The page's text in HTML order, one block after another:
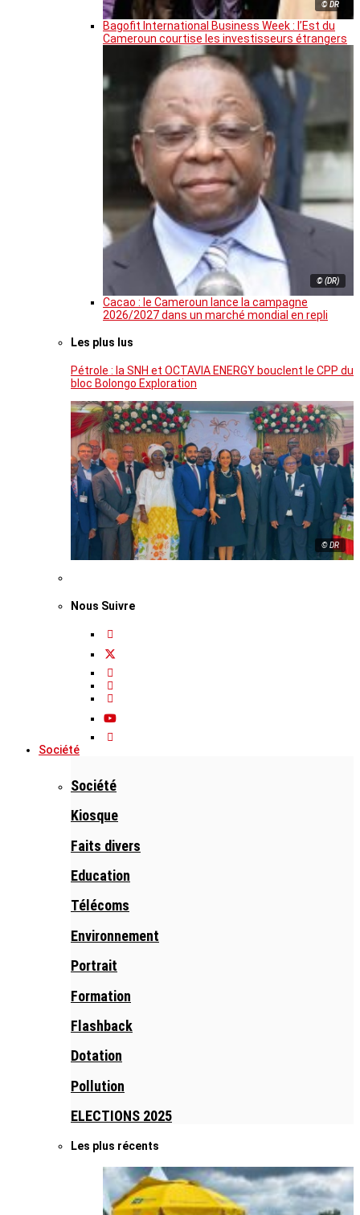
© DR
Bagofit International Business Week : l’Est du
Cameroun courtise les investisseurs étrangers
© (DR)
Cacao : le Cameroun lance la campagne
2026/2027 dans un marché mondial en repli
Les plus lus
Pétrole : la SNH et OCTAVIA ENERGY bouclent le CPP du
bloc Bolongo Exploration
© DR
Nous Suivre
Société
Société
Kiosque
Faits divers
Education
Télécoms
Environnement
Portrait
Formation
Flashback
Dotation
Pollution
ELECTIONS 2025
Les plus récents